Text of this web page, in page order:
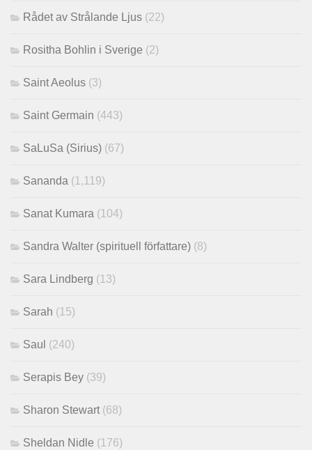
Rådet av Strålande Ljus (22)
Rositha Bohlin i Sverige (2)
Saint Aeolus (3)
Saint Germain (443)
SaLuSa (Sirius) (67)
Sananda (1,119)
Sanat Kumara (104)
Sandra Walter (spirituell författare) (8)
Sara Lindberg (13)
Sarah (15)
Saul (240)
Serapis Bey (39)
Sharon Stewart (68)
Sheldan Nidle (176)